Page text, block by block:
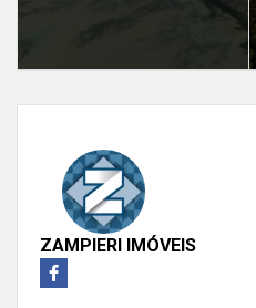
ZAMPIERI IMÓVEIS